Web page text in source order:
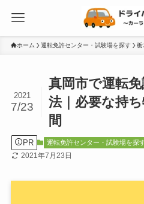
ホーム 運転免許センター・試験場を探す 栃
真岡市で運転
法｜必要な持
間
2021
7/23
PR 運転免許センター・試験場を探
2021年7月23日